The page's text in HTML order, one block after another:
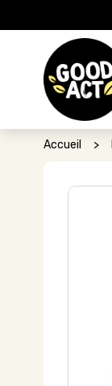
Accueil >